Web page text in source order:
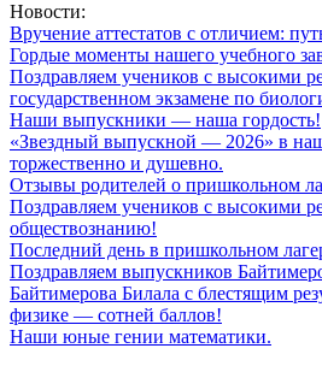
Новости:
Вручение аттестатов с отличием:
Гордые моменты нашего учебного
Поздравляем учеников с высокими
государственном экзамене по
Наши выпускники — наша гордость!
«Звездный выпускной — 2026» в
торжественно и душевно.
Отзывы родителей о пришкольном
Поздравляем учеников с высокими
обществознанию!
Последний день в пришкольном
Поздравляем выпускников
Байтимерова Билала с блестящим
физике — сотней баллов!
Наши юные гении математики.